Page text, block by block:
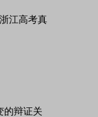
江高考真
的辩证关